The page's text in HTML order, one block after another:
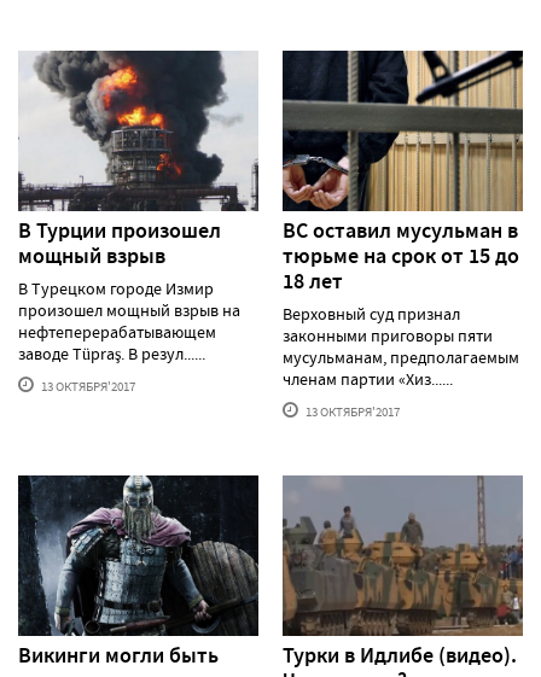
В Турции произошел
мощный взрыв
В Турецком городе Измир
произошел мощный взрыв на
нефтеперерабатывающем
заводе Tüpraş. В резул......
13 ОКТЯБРЯ'2017
ВС оставил мусульман в
тюрьме на срок от 15 до
18 лет
Верховный суд признал
законными приговоры пяти
мусульманам, предполагаемым
членам партии «Хиз......
13 ОКТЯБРЯ'2017
Викинги могли быть
Турки в Идлибе (видео).